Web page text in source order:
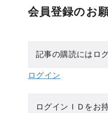
会員登録のお
記事の購読にはロ
ログイン
ログインＩＤをお